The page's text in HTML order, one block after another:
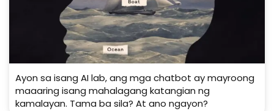
Ayon sa isang AI lab, ang mga chatbot ay mayroong
maaaring isang mahalagang katangian ng
kamalayan. Tama ba sila? At ano ngayon?